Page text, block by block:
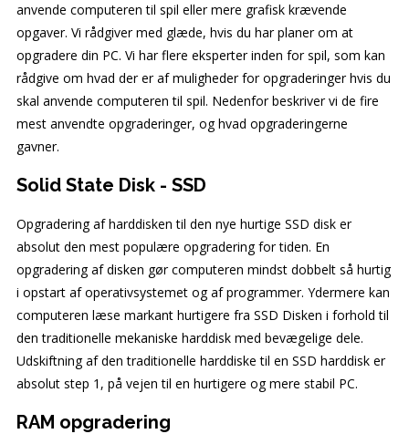
anvende computeren til spil eller mere grafisk krævende
opgaver. Vi rådgiver med glæde, hvis du har planer om at
opgradere din PC. Vi har flere eksperter inden for spil, som kan
rådgive om hvad der er af muligheder for opgraderinger hvis du
skal anvende computeren til spil. Nedenfor beskriver vi de fire
mest anvendte opgraderinger, og hvad opgraderingerne
gavner.
Solid State Disk - SSD
Opgradering af harddisken til den nye hurtige SSD disk er
absolut den mest populære opgradering for tiden. En
opgradering af disken gør computeren mindst dobbelt så hurtig
i opstart af operativsystemet og af programmer. Ydermere kan
computeren læse markant hurtigere fra SSD Disken i forhold til
den traditionelle mekaniske harddisk med bevægelige dele.
Udskiftning af den traditionelle harddiske til en SSD harddisk er
absolut step 1, på vejen til en hurtigere og mere stabil PC.
RAM opgradering